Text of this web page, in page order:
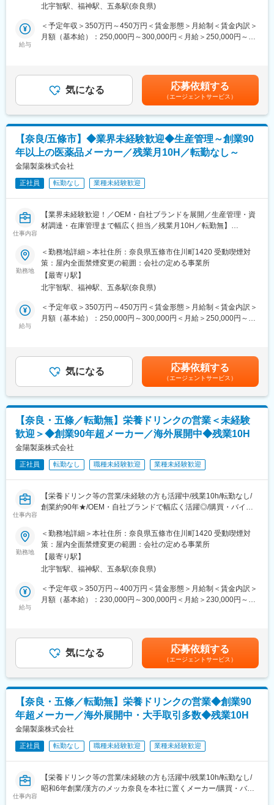
未経験の方でも安心してスタートできるよう、入社後は先輩スタ
ッフによるOJTで基礎から丁寧にサポートします(半年～1年)。
■組織構成：
約30名が在籍しています。
■同社について：
・2023年10月よりフランスの大手原料メーカーであるロケット社
の傘下に入りました。
・同社は「製剤関連機械」（国内トップシェア）、「ハードカプ
セル」（医薬品用カプセル世界シェア2位）2本の事業を有してい
るニッチトップなグローバル企業です。
わる業務にも挑戦可能です。
＜具体的な業務＞
・原材料、製品の試験・分析業務
・試験データの取りまとめ
・製造部門への品質教育
・高速液体クロマトグラフィー（HPLC）
・分光光度計
・赤外分光光度計（FT-IR）
・水分滴定装置
・真空乾燥機 など
＜製品例＞
・指定医薬部外品「Angelica」シリーズ（和漢栄養ドリンク）
・「ギガントスD3000プラス」
・婦人薬「ジンホル」など
ほか、自衛隊関連商品など特徴的な製品も展開しています。奈良
県との共同開発による漢方関連製品の開発も進めています。
■採用背景
中心に継続的な受注をいただいており、今後の新商品開発や海外
展開を見据えて品質管理体制の強化を進めています。
■キャリアパス
当社では特定の試験業務のみを担当するのではなく、品質管理業
務全般に携わることができます。多彩な製品群を扱うため、医薬
品業界ならではの品質管理スキルや知識を身につけることがで
き、将来的には品質管理部門の中核人材としての活躍を期待して
います。
■海外展開について
当社では国内事業に加え、タイ・ベトナムを中心とした海外展開
した事業基盤のもと、新たな市場や商品開発にも積極的に挑戦し
ています。
変更の範囲：会社の定める業務
北宇智駅、福神駅、五条駅(奈良県)
給与
＜予定年収＞350万円～450万円＜賃金形態＞月給制＜賃金内訳＞
月額（基本給）：250,000円～300,000円＜月給＞250,000円～
(月額)は固定手当を含めた表記です。
気になる 応募依頼する
（エージェントサービス）
【奈良/五條市】◆業界未経験歓迎◆生産管理～創業90
年以上の医薬品メーカー／残業月10H／転勤なし～
金陽製薬株式会社
正社員 転勤なし 業種未経験歓迎
仕事内容
【業界未経験歓迎！／OEM・自社ブランドを展開／生産管理・資
材調達・在庫管理まで幅広く担当／残業月10H／転勤無】
■仕事内容
栄養ドリンクや漢方関連製品を展開する当社にて、生産管理業務
をお任せします。生産計画の立案から資材調達、在庫管理まで担
当する工場の司令塔ポジションです。約130品目の製品を支えな
がら、工場運営全体に関わる経験を積むことができます。
＜具体的な業務＞
・サプライヤー開拓
・工程指示書の作成
の割合がほとんどです。
＜製品例＞
・指定医薬部外品「Angelica」シリーズ（和漢栄養ドリンク）
・「ギガントスD3000プラス」
・婦人薬「ジンホル」など
※全国のドラッグストアやホームセンターなどで販売される製品の
ほか、自衛隊関連商品など特徴的な製品も展開しています。奈良
県との共同開発による漢方関連製品の開発も進めています。
今後の事業拡大を見据えた体制強化のための募集です。将来的に
は部門の中核人材としてご活躍いただくことを期待しています。
■組織構成：
体制です。製造部門と密に連携しながら、生産活動全体を支えて
います。
・生産管理部門は9名体制の少数精鋭組織のため、一人ひとりが裁
量を持ちながら業務に取り組んでいます。
・長年勤務する社員も多く、退職理由は定年退職やライフイベン
トによるものが中心です。腰を据えて働ける環境が整っていま
す。
■海外展開について
当社では国内事業に加え、タイ・ベトナムを中心とした海外展開
を推進しています。現在は海外市場への進出に向けた取り組みを
ています。。
勤務地
＜勤務地詳細＞本社住所：奈良県五條市住川町1420 受動喫煙対
策：屋内全面禁煙変更の範囲：会社の定める事業所
【最寄り駅】
北宇智駅、福神駅、五条駅(奈良県)
給与
＜予定年収＞350万円～450万円＜賃金形態＞月給制＜賃金内訳＞
月額（基本給）：250,000円～300,000円＜月給＞250,000円～
(月額)は固定手当を含めた表記です。
気になる 応募依頼する
（エージェントサービス）
【奈良・五條／転勤無】栄養ドリンクの営業＜未経験
歓迎＞◆創業90年超メーカー／海外展開中◆残業10H
金陽製薬株式会社
正社員 転勤なし 職種未経験歓迎 業種未経験歓迎
仕事内容
【栄養ドリンク等の営業/未経験の方も活躍中/残業10h/転勤なし/
創業約90年★/OEM・自社ブランドで幅広く活躍◎/購買・バイヤ
■業務内容
・メーカーへの直取引もしくは専門商社との営業を行っていただ
きます。
＜具体的には＞
・商談について：
既存顧客への営業がほとんどで、新製品の提案、価格交渉やカタ
・出張：1w,2wに1回のペースで発生します。宿泊有で関東（東
京・北関東）の顧客のもとへ伺います。
・海外輸出…基本専門商社を通じたやり取りです。メールや電話
※入社後1年ほど、当社製品を学ぶために製造での勤務を行ってい
ただきます。
■製品（栄養ドリンク）について：
・製造している品目：約130品目あります。
・主力：「Angelica」シリーズ（和漢栄養ドリンク）
全国の自衛隊（陸海空）の基地（駐屯地）でも当社の栄養ドリン
クが取り扱われています。
・OEM：全国のドラッグストアやスーパーなどに展開しており、
身近なところに広く流通しています！
勤務地
＜勤務地詳細＞本社住所：奈良県五條市住川町1420 受動喫煙対
策：屋内全面禁煙変更の範囲：会社の定める事業所
【最寄り駅】
北宇智駅、福神駅、五条駅(奈良県)
給与
＜予定年収＞350万円～400万円＜賃金形態＞月給制＜賃金内訳＞
月額（基本給）：230,000円～300,000円＜月給＞230,000円～
気になる 応募依頼する
（エージェントサービス）
【奈良・五條／転勤無】栄養ドリンクの営業◆創業90
年超メーカー／海外展開中・大手取引多数◆残業10H
金陽製薬株式会社
正社員 転勤なし 職種未経験歓迎 業種未経験歓迎
仕事内容
【栄養ドリンク等の営業/未経験の方も活躍中/残業10h/転勤なし/
昭和6年創業/漢方のメッカ奈良を本社に置くメーカー/購買・バイ